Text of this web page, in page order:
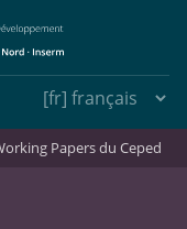
Papers du Ceped